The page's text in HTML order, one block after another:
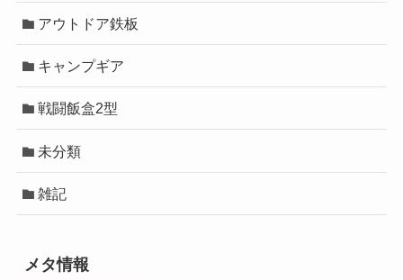
アウトドア鉄板
キャンプギア
戦闘飯盒2型
未分類
雑記
メタ情報